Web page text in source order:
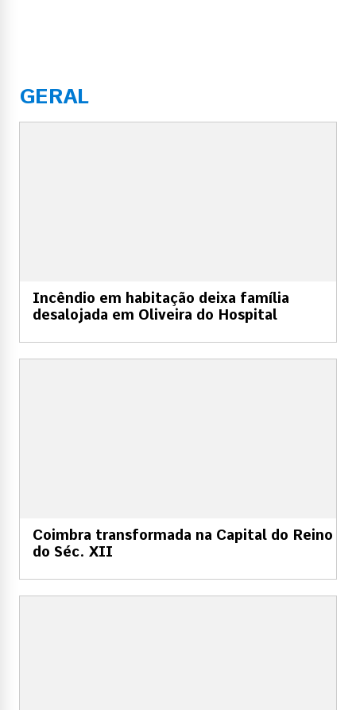
GERAL
Incêndio em habitação deixa família
desalojada em Oliveira do Hospital
Coimbra transformada na Capital do Reino
do Séc. XII